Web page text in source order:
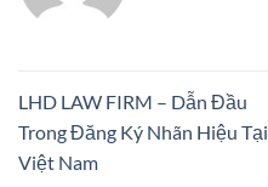
LHD LAW FIRM – Dẫn Đầu
Trong Đăng Ký Nhãn Hiệu Tại
Việt Nam